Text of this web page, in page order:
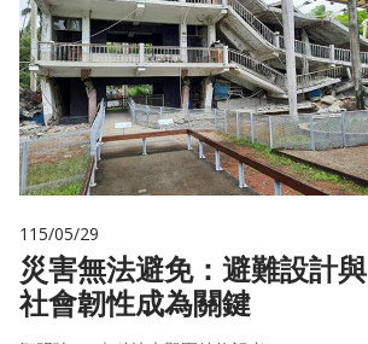
115/05/29
災害無法避免：避難設計與
社會韌性成為關鍵